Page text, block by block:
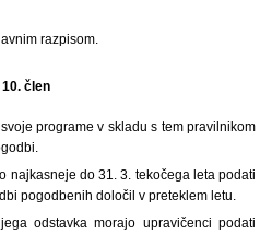
razpisom.
10. člen
programe v skladu s tem pravilnikom
najkasneje do 31. 3. tekočega leta podati
pogodbenih določil v preteklem letu.
odstavka morajo upravičenci podati